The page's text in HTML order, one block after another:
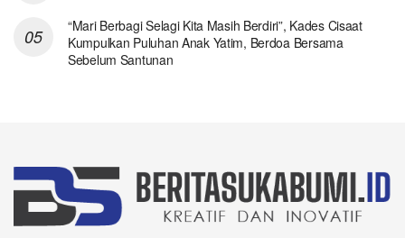
“Mari Berbagi Selagi Kita Masih Berdiri”, Kades Cisaat
Kumpulkan Puluhan Anak Yatim, Berdoa Bersama
Sebelum Santunan